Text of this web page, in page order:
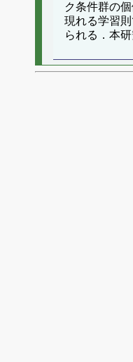
ク条件群の
現れる学習
られる．本